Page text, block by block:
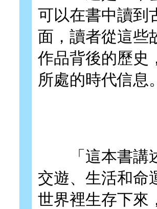
可以在書中讀到
面，讀者從這些
作品背後的歷史
所處的時代信
「這本書講述
交遊、生活和命
世界裡生存下來